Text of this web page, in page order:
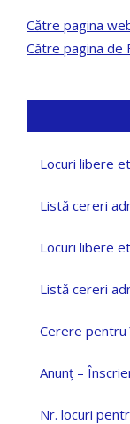
Către pagina
Către pagina de
Locuri libere
Listă cereri
Locuri libere
Listă cereri
Cerere pentru
Anunț –
Nr. locuri